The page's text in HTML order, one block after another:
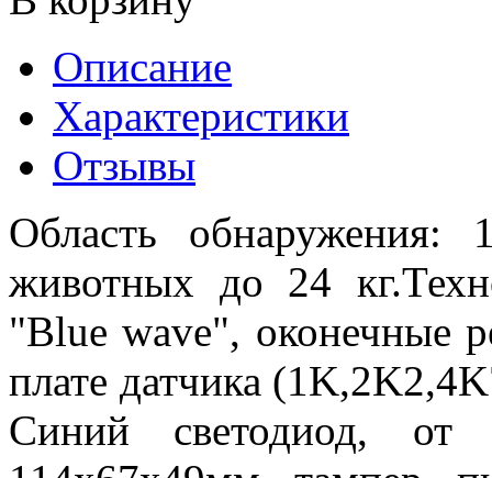
Описание
Характеристики
Отзывы
Область
животных до 24
"Blue wave", оконечные
плате датчика
Синий светодиод,